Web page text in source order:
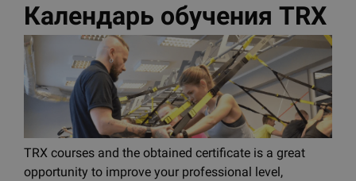
Календарь обучения TRX
TRX courses and the obtained certificate is a great
opportunity to improve your professional level,